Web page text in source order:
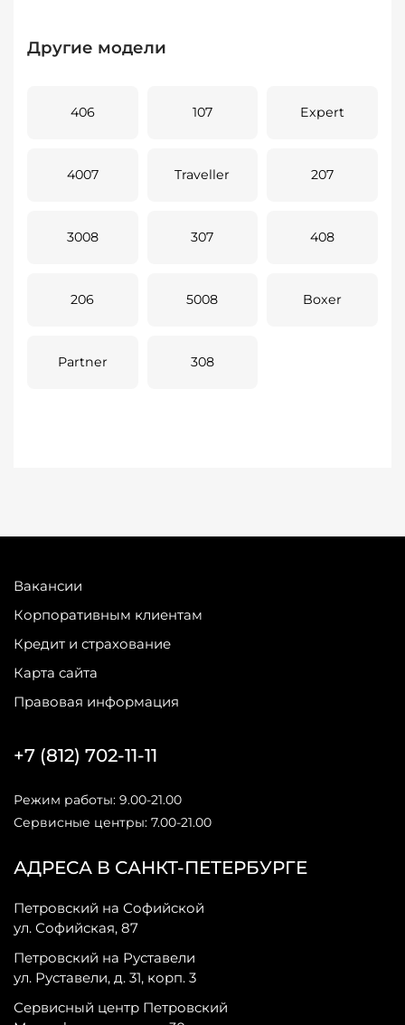
Другие модели
406 107 Expert
4007 Traveller 207
3008 307 408
206 5008 Boxer
Partner 308
Вакансии
Корпоративным клиентам
Кредит и страхование
Карта сайта
Правовая информация
АДРЕСА В САНКТ-ПЕТЕРБУРГЕ
Петровский на Софийской
ул. Софийская, 87
Петровский на Руставели
ул. Руставели, д. 31, корп. 3
Сервисный центр Петровский
+7 (812) 702-11-11
Режим работы: 9.00-21.00
Сервисные центры: 7.00-21.00